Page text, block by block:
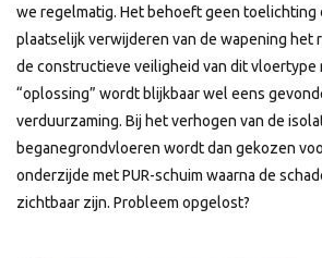
we regelmatig. Het behoeft geen toelichting
plaatselijk verwijderen van de wapening het
de constructieve veiligheid van dit vloertype
“oplossing” wordt blijkbaar wel eens
verduurzaming. Bij het verhogen van de
beganegrondvloeren wordt dan gekozen
onderzijde met PUR-schuim waarna de
zichtbaar zijn. Probleem opgelost?